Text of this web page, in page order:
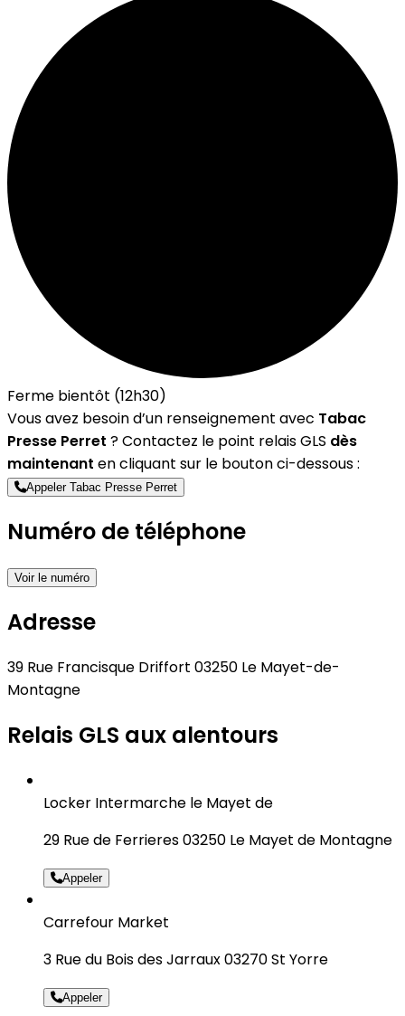
Ferme bientôt (12h30)
Vous avez besoin d’un renseignement avec Tabac
Presse Perret ? Contactez le point relais GLS dès
maintenant en cliquant sur le bouton ci-dessous :
Appeler Tabac Presse Perret
Numéro de téléphone
Voir le numéro
Adresse
39 Rue Francisque Driffort 03250 Le Mayet-de-
Montagne
Relais GLS aux alentours
Locker Intermarche le Mayet de
29 Rue de Ferrieres 03250 Le Mayet de Montagne
Appeler
Carrefour Market
3 Rue du Bois des Jarraux 03270 St Yorre
Appeler